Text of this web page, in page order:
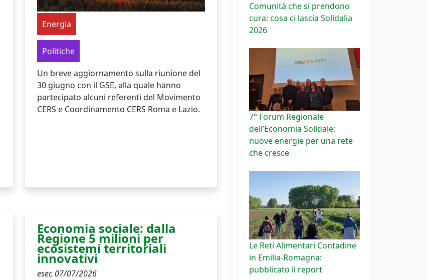
Energia
Politiche
Un breve aggiornamento sulla riunione del
30 giugno con il GSE, alla quale hanno
partecipato alcuni referenti del Movimento
CERS e Coordinamento CERS Roma e Lazio.
Economia sociale: dalla
Regione 5 milioni per
ecosistemi territoriali
innovativi
eser, 07/07/2026
Comunità che si prendono
cura: cosa ci lascia Solidalia
2026
7° Forum Regionale
dell’Economia Solidale:
nuove energie per una rete
che cresce
Le Reti Alimentari Contadine
in Emilia-Romagna:
pubblicato il report